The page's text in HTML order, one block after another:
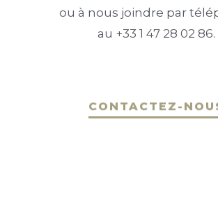
ou à nous joindre par
au +33 1 47 28 02 86.
CONTACTEZ-